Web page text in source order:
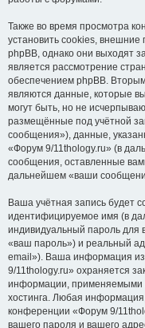
Также во время просмотра
установить cookies,
phpBB, однако они выходят
является рассмотрение
обеспечением phpBB.
являются данные, которые
могут быть, но не
размещённые под учётной
сообщения»), данные,
«Форум 9/11thology.ru» (в
сообщения, оставленные
дальнейшем «ваши
Ваша учётная запись будет
идентифицируемое имя (в
индивидуальный пароль для
«ваш пароль») и реальный
email»). Ваша информация
9/11thology.ru» охраняется
информации, применяемыми
хостинга. Любая
конференции «Форум 9/
вашего пароля и вашего